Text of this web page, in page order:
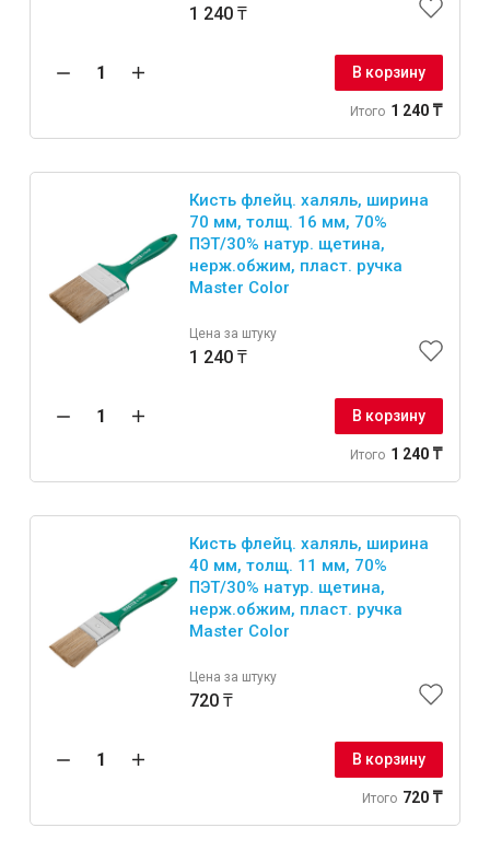
1 240 ₸
В корзину
Итого 1 240 ₸
Кисть флейц. халяль, ширина
70 мм, толщ. 16 мм, 70%
ПЭT/30% натур. щетина,
нерж.обжим, пласт. ручка
Master Color
Цена за штуку
1 240 ₸
В корзину
Итого 1 240 ₸
Кисть флейц. халяль, ширина
40 мм, толщ. 11 мм, 70%
ПЭT/30% натур. щетина,
нерж.обжим, пласт. ручка
Master Color
Цена за штуку
720 ₸
В корзину
Итого 720 ₸